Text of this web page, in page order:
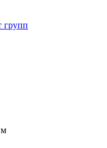
групп
м